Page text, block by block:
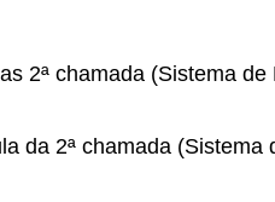
2ª chamada (Sistema
da 2ª chamada (Sistema